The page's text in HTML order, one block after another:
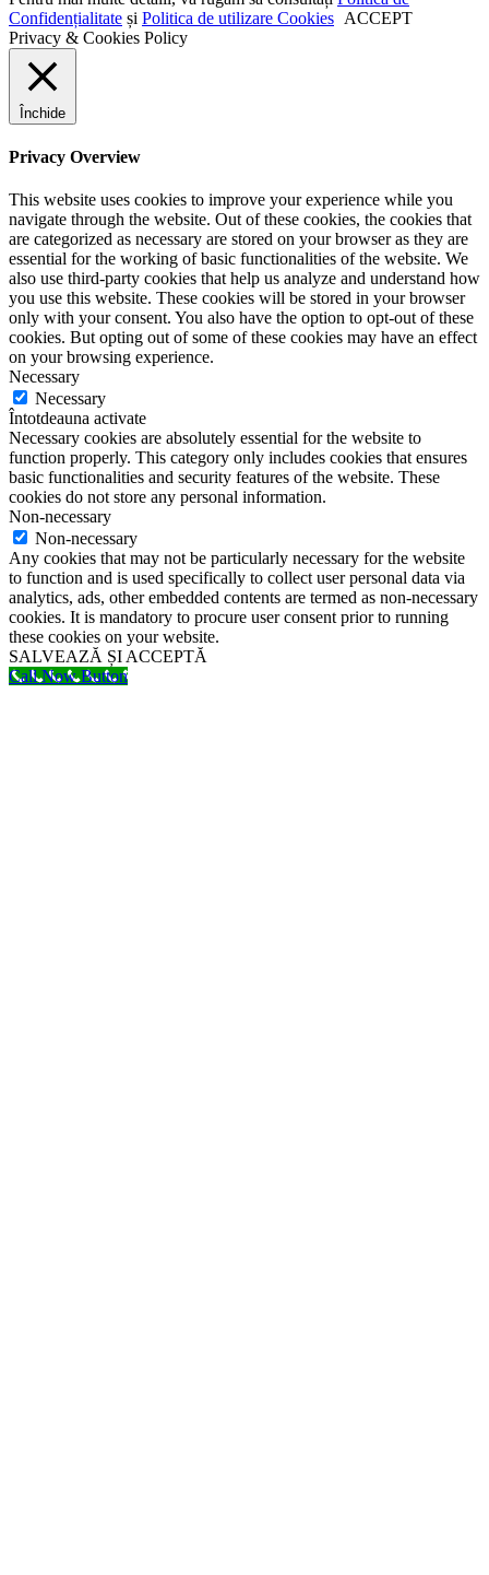
Confidențialitate și Politica de utilizare Cookies ACCEPT
Privacy & Cookies Policy
Închide
Privacy Overview
This website uses cookies to improve your experience while you
navigate through the website. Out of these cookies, the cookies that
are categorized as necessary are stored on your browser as they are
essential for the working of basic functionalities of the website. We
also use third-party cookies that help us analyze and understand how
you use this website. These cookies will be stored in your browser
only with your consent. You also have the option to opt-out of these
cookies. But opting out of some of these cookies may have an effect
on your browsing experience.
Necessary
Necessary
Întotdeauna activate
Necessary cookies are absolutely essential for the website to
function properly. This category only includes cookies that ensures
basic functionalities and security features of the website. These
cookies do not store any personal information.
Non-necessary
Non-necessary
Any cookies that may not be particularly necessary for the website
to function and is used specifically to collect user personal data via
analytics, ads, other embedded contents are termed as non-necessary
cookies. It is mandatory to procure user consent prior to running
these cookies on your website.
SALVEAZĂ ȘI ACCEPTĂ
Call Now Button